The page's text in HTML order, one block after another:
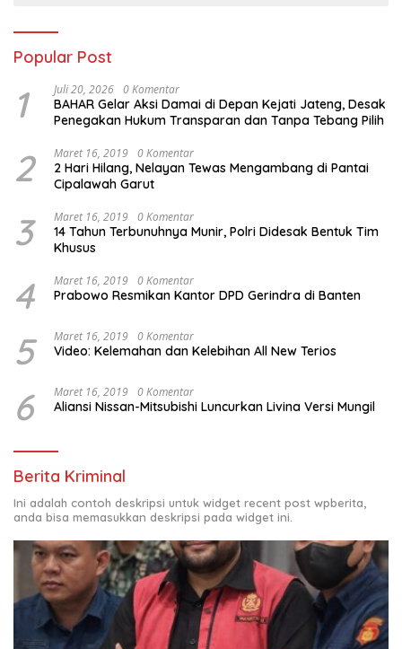
Popular Post
1 Juli 20, 2026 0 Komentar
BAHAR Gelar Aksi Damai di Depan Kejati Jateng, Desak
Penegakan Hukum Transparan dan Tanpa Tebang Pilih
2 Maret 16, 2019 0 Komentar
2 Hari Hilang, Nelayan Tewas Mengambang di Pantai
Cipalawah Garut
3 Maret 16, 2019 0 Komentar
14 Tahun Terbunuhnya Munir, Polri Didesak Bentuk Tim
Khusus
4 Maret 16, 2019 0 Komentar
Prabowo Resmikan Kantor DPD Gerindra di Banten
5 Maret 16, 2019 0 Komentar
Video: Kelemahan dan Kelebihan All New Terios
6 Maret 16, 2019 0 Komentar
Aliansi Nissan-Mitsubishi Luncurkan Livina Versi Mungil
Berita Kriminal
Ini adalah contoh deskripsi untuk widget recent post wpberita,
anda bisa memasukkan deskripsi pada widget ini.